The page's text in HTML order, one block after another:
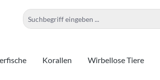
Korallen Wirbellose Tiere